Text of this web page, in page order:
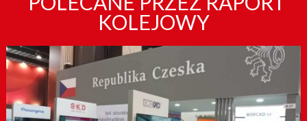
KOLEJOWY